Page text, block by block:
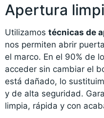
Apertura
Utilizamos técnicas de
nos permiten abrir
el marco. En el 90% de
acceder sin cambiar el
está dañado, lo
y de alta seguridad.
limpia, rápida y con